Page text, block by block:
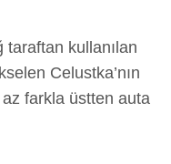
taraftan kullanılan
Celustka’nın
farkla üstten auta